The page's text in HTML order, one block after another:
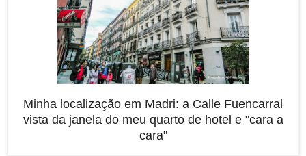
Minha localização em Madri: a Calle Fuencarral
vista da janela do meu quarto de hotel e "cara a
cara"